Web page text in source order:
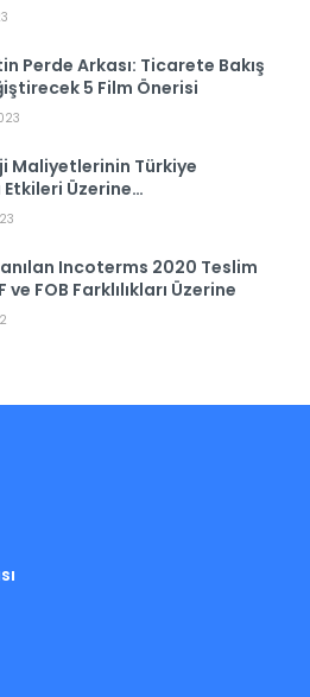
Perde Arkası: Ticarete Bakış
5 Film Önerisi
Maliyetlerinin Türkiye
Üzerine…
Incoterms 2020 Teslim
ve FOB Farklılıkları Üzerine